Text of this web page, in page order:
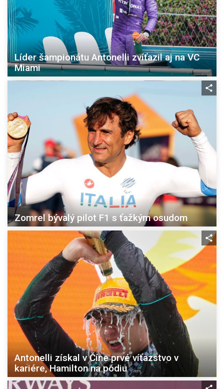
Líder šampionátu Antonelli zvíťazil aj na VC
Miami
Zomrel bývalý pilot F1 s ťažkým osudom
Antonelli získal v Číne prvé víťazstvo v
kariére, Hamilton na pódiu